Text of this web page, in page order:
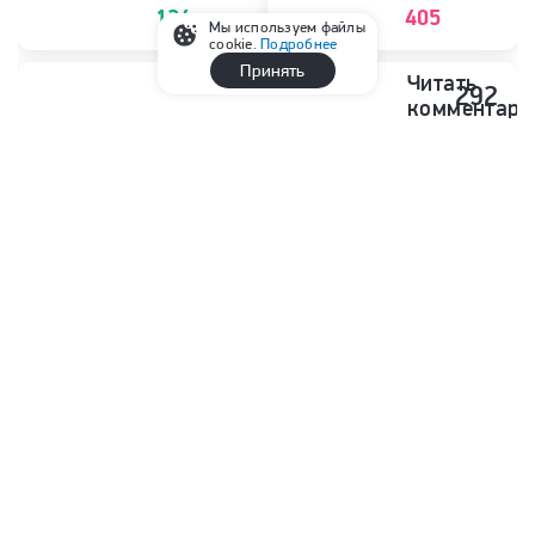
ФК Спартак (Москва)
124 405
Читать292
Мы используем файлы
cookie.Подробнее
Принять